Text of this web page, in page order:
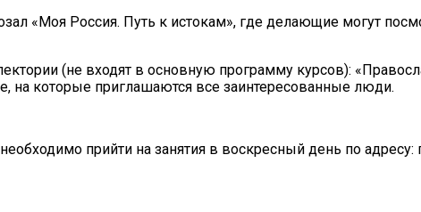
«Моя Россия. Путь к истокам», где делающие могут
(не входят в основную программу курсов):
на которые приглашаются все заинтересованные люди.
прийти на занятия в воскресный день по